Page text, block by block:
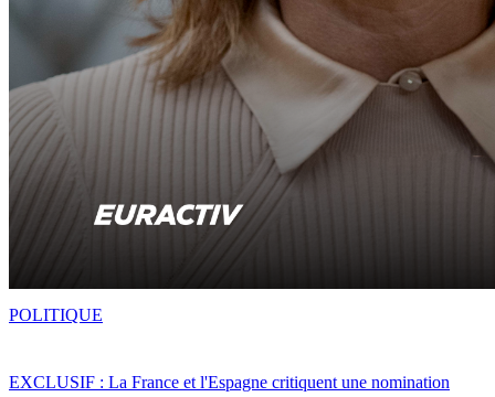
EXCLUSIF : La France et l'Espagne critiquent une nomination
POLITIQUE